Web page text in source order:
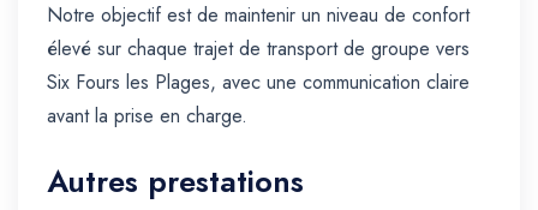
Notre objectif est de maintenir un niveau de confort
élevé sur chaque trajet de transport de groupe vers
Six Fours les Plages, avec une communication claire
avant la prise en charge.
Autres prestations